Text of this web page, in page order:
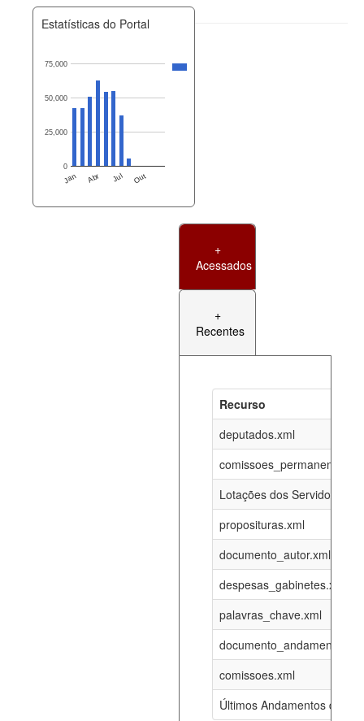
Estatísticas do Portal
Jan Abr Jul Out
0
25,000
50,000
75,000
+
Acessados
+
Recentes
Recurso
deputados.xml
Lotações dos Servidores
proposituras.xml
documento_autor.xml
despesas_gabinetes.xml
palavras_chave.xml
documento_andamento.xml
comissoes.xml
Últimos Andamentos de
documento_andamento_atual.xml
07-08-
funcionarios_lotacoes.xml
funcionarios_cargos.xml 12-05-
07-08-
documento_andamento.xml 07-08-